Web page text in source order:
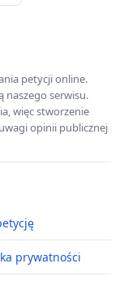
petycji online.
naszego serwisu.
więc stworzenie
opinii publicznej
prywatności